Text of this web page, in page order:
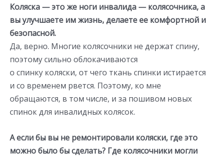
Коляска — это же ноги инвалида — колясочника, а
вы улучшаете им жизнь, делаете ее комфортной и
безопасной.
Да, верно. Многие колясочники не держат спину,
поэтому сильно облокачиваются
о спинку коляски, от чего ткань спинки истирается
и со временем рвется. Поэтому, ко мне
обращаются, в том числе, и за пошивом новых
спинок для инвалидных колясок.
А если бы вы не ремонтировали коляски, где это
можно было бы сделать? Где колясочники могли